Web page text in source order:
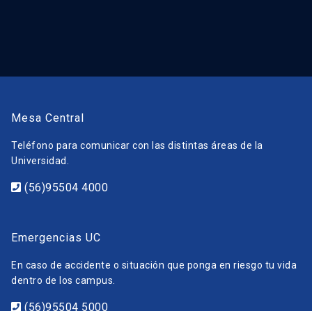
Mesa Central
Teléfono para comunicar con las distintas áreas de la
Universidad.
(56)95504 4000
Emergencias UC
En caso de accidente o situación que ponga en riesgo tu vida
dentro de los campus.
(56)95504 5000